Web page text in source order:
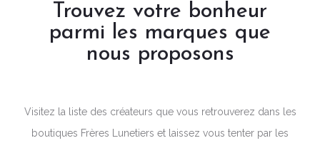
Trouvez votre bonheur
parmi les marques que
nous proposons
Visitez la liste des créateurs que vous retrouverez dans les
boutiques Frères Lunetiers et laissez vous tenter par les